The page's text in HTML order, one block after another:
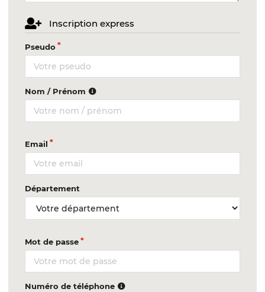
Inscription express
Pseudo
Nom / Prénom
Email
Département
Mot de passe
Numéro de téléphone